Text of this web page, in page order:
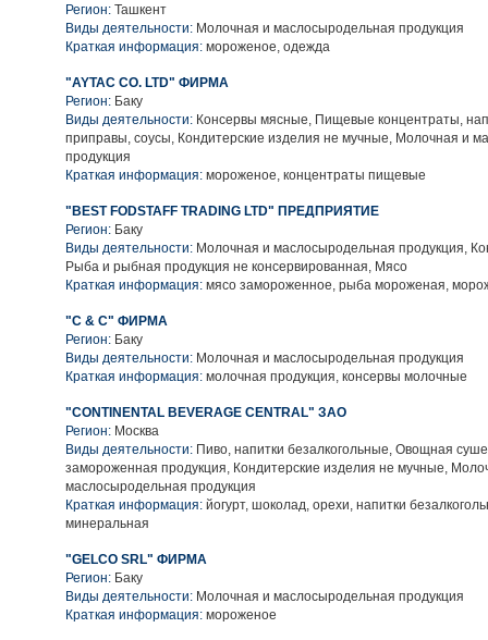
Регион: Ташкент
Виды деятельности: Молочная и маслосыродельная продукция
Краткая информация: мороженое, одежда
"AYTAC CO. LTD" ФИРМА
Регион: Баку
Виды деятельности: Консервы мясные, Пищевые концентраты,
приправы, соусы, Кондитерские изделия не мучные, Молочная и
продукция
Краткая информация: мороженое, концентраты пищевые
"BEST FODSTAFF TRADING LTD" ПРЕДПРИЯТИЕ
Регион: Баку
Виды деятельности: Молочная и маслосыродельная продукция,
Рыба и рыбная продукция не консервированная, Мясо
Краткая информация: мясо замороженное, рыба мороженая,
"C & C" ФИРМА
Регион: Баку
Виды деятельности: Молочная и маслосыродельная продукция
Краткая информация: молочная продукция, консервы молочные
"CONTINENTAL BEVERAGE CENTRAL" ЗАО
Регион: Москва
Виды деятельности: Пиво, напитки безалкогольные, Овощная
замороженная продукция, Кондитерские изделия не мучные,
маслосыродельная продукция
Краткая информация: йогурт, шоколад, орехи, напитки
минеральная
"GELCO SRL" ФИРМА
Регион: Баку
Виды деятельности: Молочная и маслосыродельная продукция
Краткая информация: мороженое